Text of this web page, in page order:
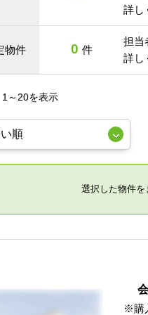
詳し
物件 0 件
担当
詳し
1～20を表示
選択した物件を
※購